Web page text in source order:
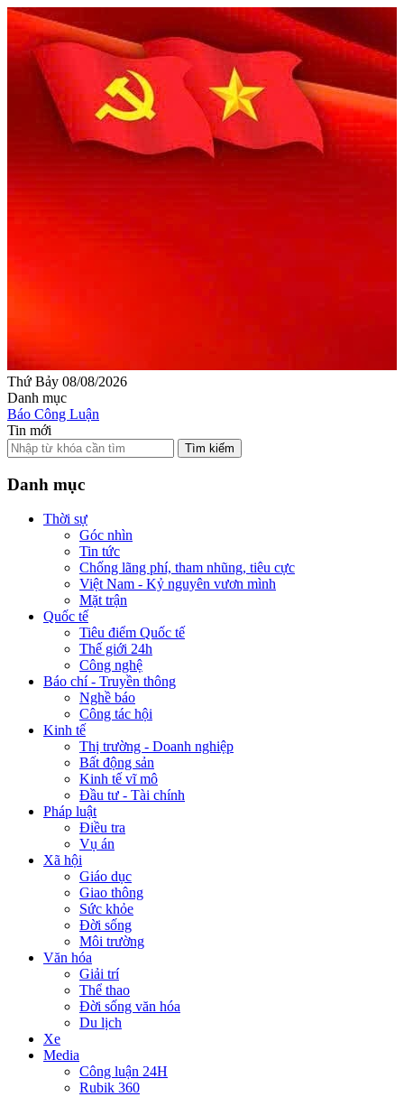
Thứ Bảy 08/08/2026
Danh mục
Báo Công Luận
Tin mới
Tìm kiếm
Danh mục
Thời sự
Góc nhìn
Tin tức
Chống lãng phí, tham nhũng, tiêu cực
Việt Nam - Kỷ nguyên vươn mình
Mặt trận
Quốc tế
Tiêu điểm Quốc tế
Thế giới 24h
Công nghệ
Báo chí - Truyền thông
Nghề báo
Công tác hội
Kinh tế
Thị trường - Doanh nghiệp
Bất động sản
Kinh tế vĩ mô
Đầu tư - Tài chính
Pháp luật
Điều tra
Vụ án
Xã hội
Giáo dục
Giao thông
Sức khỏe
Đời sống
Môi trường
Văn hóa
Giải trí
Thể thao
Đời sống văn hóa
Du lịch
Xe
Media
Công luận 24H
Rubik 360